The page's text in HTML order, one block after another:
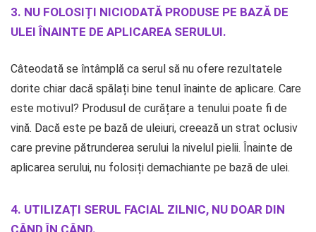
3. NU FOLOSIȚI NICIODATĂ PRODUSE PE BAZĂ DE
ULEI ÎNAINTE DE APLICAREA SERULUI.
Câteodată se întâmplă ca serul să nu ofere rezultatele
dorite chiar dacă spălați bine tenul înainte de aplicare. Care
este motivul? Produsul de curățare a tenului poate fi de
vină. Dacă este pe bază de uleiuri, creează un strat oclusiv
care previne pătrunderea serului la nivelul pielii. Înainte de
aplicarea serului, nu folosiți demachiante pe bază de ulei.
4. UTILIZAȚI SERUL FACIAL ZILNIC, NU DOAR DIN
CÂND ÎN CÂND.